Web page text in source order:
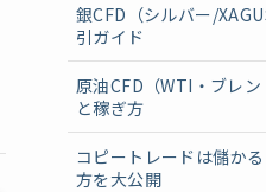
銀CFD（シルバー/
引ガイド
原油CFD（WTI・ブレ
と稼ぎ方
コピートレードは儲か
方を大公開